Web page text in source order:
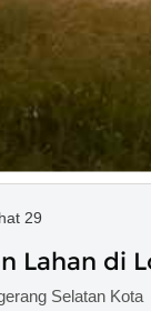
29
Lahan di
Selatan Kota